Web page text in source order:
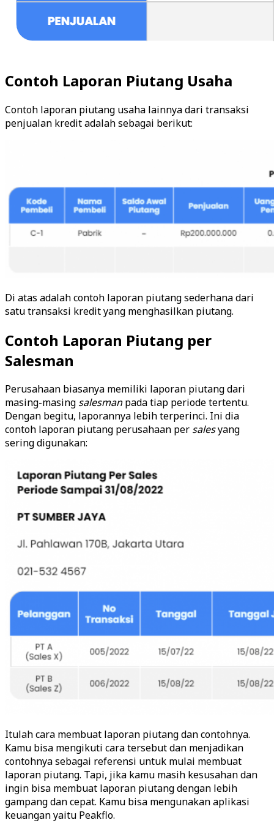
Contoh Laporan Piutang Usaha
Contoh laporan piutang usaha lainnya dari transaksi
penjualan kredit adalah sebagai berikut:
Di atas adalah contoh laporan piutang sederhana dari
satu transaksi kredit yang menghasilkan piutang.
Contoh Laporan Piutang per
Salesman
Perusahaan biasanya memiliki laporan piutang dari
masing-masing salesmanpada tiap periode tertentu.
Dengan begitu, laporannya lebih terperinci. Ini dia
contoh laporan piutang perusahaan per salesyang
sering digunakan:
Itulah cara membuat laporan piutang dan contohnya.
Kamu bisa mengikuti cara tersebut dan menjadikan
contohnya sebagai referensi untuk mulai membuat
laporan piutang. Tapi, jika kamu masih kesusahan dan
ingin bisa membuat laporan piutang dengan lebih
gampang dan cepat. Kamu bisa mengunakan aplikasi
keuangan yaitu Peakflo.